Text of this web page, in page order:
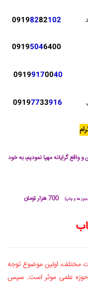
جلد 09198282102
09195046400
09199170040
حمیدی 09197733916
گرایانه مهیا نمودیم، به خود
ها و چاپ)
مختلف، اولین موضوع توجه
حوزه علمی موثر است. سپس